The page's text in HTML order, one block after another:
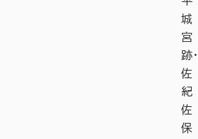
城
宮
跡・
佐
紀
佐
保